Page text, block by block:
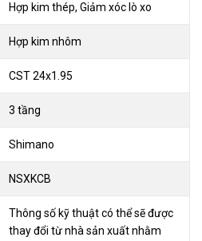
Hợp kim thép, Giảm xóc lò xo
Hợp kim nhôm
CST 24x1.95
3 tầng
Shimano
NSXKCB
Thông số kỹ thuật có thể sẽ được
thay đổi từ nhà sản xuất nhằm